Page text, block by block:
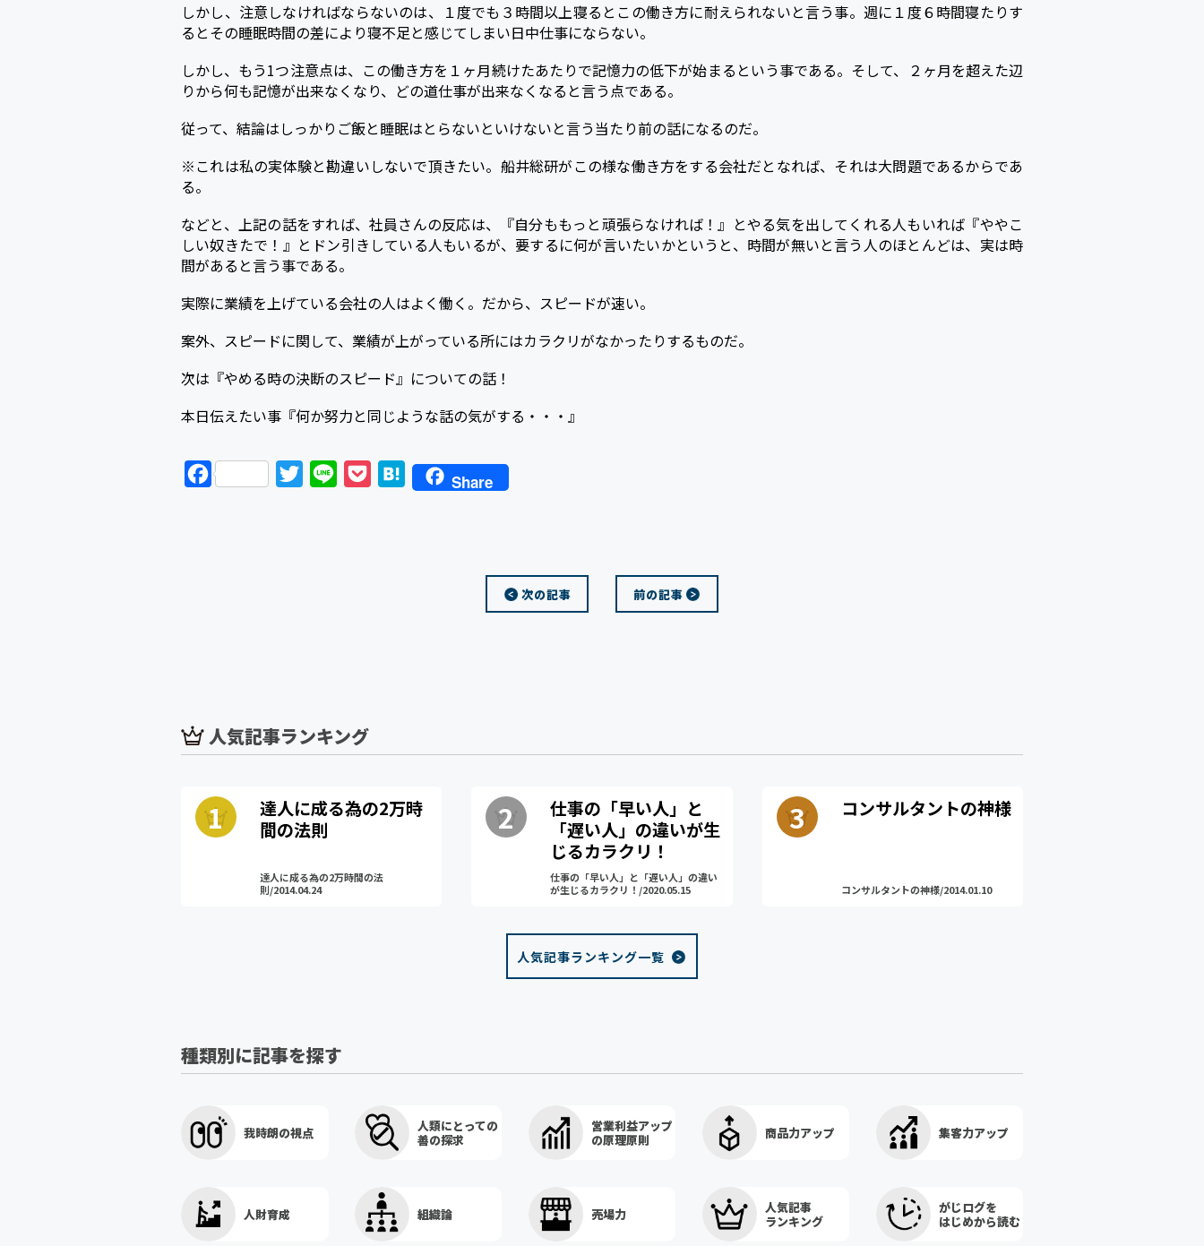
しかし、注意しなければならないのは、１度でも３時間以上寝るとこの働き方に耐えられないと言う事。週に１度６時間寝たりす
るとその睡眠時間の差により寝不足と感じてしまい日中仕事にならない。
しかし、もう1つ注意点は、この働き方を１ヶ月続けたあたりで記憶力の低下が始まるという事である。そして、２ヶ月を超えた辺
りから何も記憶が出来なくなり、どの道仕事が出来なくなると言う点である。
従って、結論はしっかりご飯と睡眠はとらないといけないと言う当たり前の話になるのだ。
※これは私の実体験と勘違いしないで頂きたい。船井総研がこの様な働き方をする会社だとなれば、それは大問題であるからであ
る。
などと、上記の話をすれば、社員さんの反応は、『自分ももっと頑張らなければ！』とやる気を出してくれる人もいれば『ややこ
しい奴きたで！』とドン引きしている人もいるが、要するに何が言いたいかというと、時間が無いと言う人のほとんどは、実は時
間があると言う事である。
実際に業績を上げている会社の人はよく働く。だから、スピードが速い。
案外、スピードに関して、業績が上がっている所にはカラクリがなかったりするものだ。
次は『やめる時の決断のスピード』についての話！
本日伝えたい事『何か努力と同じような話の気がする・・・』
F
H
Share
前の記事
次の記事
人気記事ランキング
達人に成る為の2万時
間の法則
達人に成る為の2万時間の法
則/2014.04.24
仕事の「早い人」と
「遅い人」の違いが生
じるカラクリ！
仕事の「早い人」と「遅い人」の違い
が生じるカラクリ！/2020.05.15
コンサルタントの神様
コンサルタントの神様/2014.01.10
人気記事ランキング一覧
種類別に記事を探す
我時朗の視点
人類にとっての
善の探求
営業利益アップ
の原理原則
商品力アップ 集客力アップ
人財育成 組織論 売場力
人気記事
ランキング
がじログを
はじめから読む